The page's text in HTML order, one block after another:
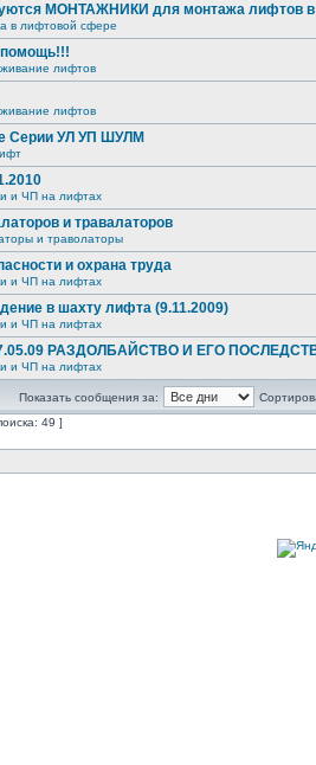
МОНТАЖНИКИ для монтажа лифтов в
в лифтовой сфере
помощь!!!
лифтов
лифтов
Серии УЛ УП ШУЛМ
и ЧП на лифтах
и травалаторов
и траволаторы
и охрана труда
и ЧП на лифтах
в шахту лифта (9.11.2009)
и ЧП на лифтах
РАЗДОЛБАЙСТВО И ЕГО
и ЧП на лифтах
Показать сообщения за:
49 ]